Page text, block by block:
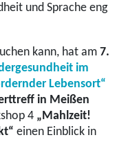
und Sprache eng
kann, hat am 7.
im
Lebensort“
in Meißen
4 „Mahlzeit!
einen Einblick in